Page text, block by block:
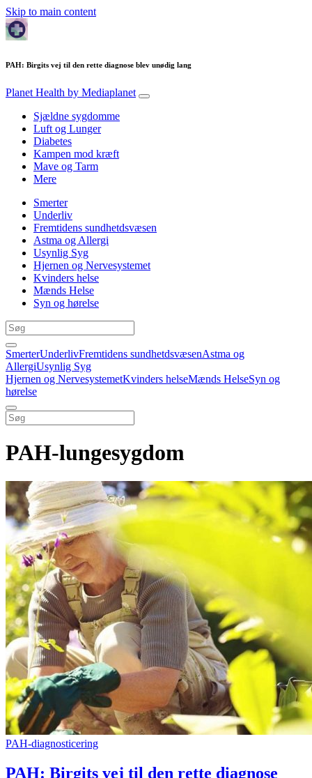
Skip to main content
PAH: Birgits vej til den rette diagnose blev unødig lang
Planet Health by Mediaplanet
Sjældne sygdomme
Luft og Lunger
Diabetes
Kampen mod kræft
Mave og Tarm
Mere
Smerter
Underliv
Fremtidens sundhetdsvæsen
Astma og Allergi
Usynlig Syg
Hjernen og Nervesystemet
Kvinders helse
Mænds Helse
Syn og hørelse
SmerterUnderlivFremtidens sundhetdsvæsenAstma og
AllergiUsynlig Syg
Hjernen og NervesystemetKvinders helseMænds HelseSyn og
hørelse
PAH-lungesygdom
PAH-diagnosticering
PAH: Birgits vej til den rette diagnose